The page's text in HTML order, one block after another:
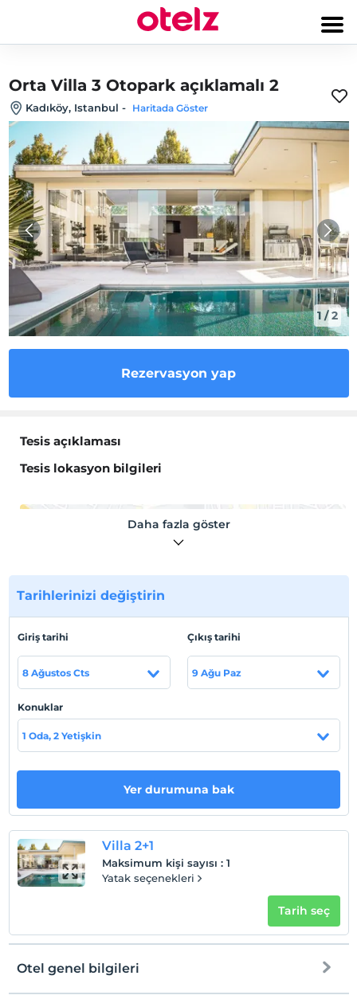
Orta Villa 3 Otopark açıklamalı 2
Kadıköy, Istanbul - Haritada Göster
1 /2
Rezervasyon yap
Tesis açıklaması
Tesis lokasyon bilgileri
Otel koşulları
Check/in
En erken saat 00:00 ve sonrası
Check/out
En geç saat 00:00 ve öncesi
Evcil hayvan kabul edilmemektedir.
Sigara
Odalarda sigara içilmez
Çocuklar
2 yaşına kadar olan bebekler ücretsizdir.
Tesisin ücretsiz çocuk politkası yoktur
Daha fazla göster
Tarihlerinizi değiştirin
Giriş tarihi
8 Ağustos Cts
Çıkış tarihi
9 Ağu Paz
Konuklar
1 Oda, 2 Yetişkin
Yer durumuna bak
Villa 2+1
Maksimum kişi sayısı : 1
Yatak seçenekleri
Tarih seç
Otel genel bilgileri